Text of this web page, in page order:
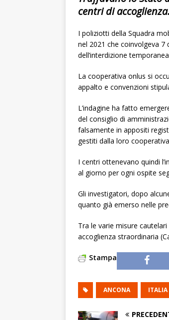
centri di accoglienza.
I poliziotti della Squadra
nel 2021 che coinvolgeva
dell’interdizione
La cooperativa onlus si
appalto e convenzioni
L’indagine ha fatto
del consiglio di
falsamente in appositi
gestiti dalla loro
I centri ottenevano quindi
al giorno per ogni ospite
Gli investigatori, dopo
quanto già emerso nelle
Tra le varie misure
accoglienza straordinaria
Stampa
ANCONA ITALIA